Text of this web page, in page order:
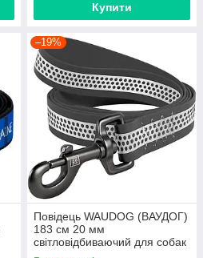
Купити
–19%
Повідець WAUDOG (ВАУДОГ)
183 см 20 мм
світловідбиваючий для собак
сірий